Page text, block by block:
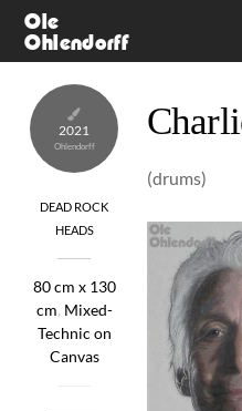
SkipOle
Ohlendorff
2021
DEAD ROCK
HEADS
80 cm x 130
cm, Mixed-
Technic on
Canvas
(drums)